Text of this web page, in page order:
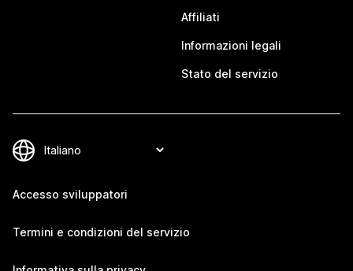
Affiliati
Informazioni legali
Stato del servizio
Accesso sviluppatori
Termini e condizioni del servizio